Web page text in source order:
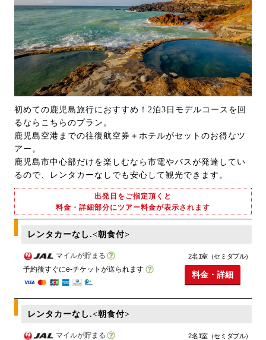
初めての鹿児島旅行におすすめ！2泊3日モデルコースを回
るならこちらのプラン。
鹿児島空港までの往復航空券＋ホテルがセットのお得なツ
アー。
鹿児島市中心部だけを楽しむなら市電やバスが発達してい
るので、レンタカーなしでも安心して観光できます。
出発日をご指定頂くと
料金・詳細部分にツアー料金が表示されます
レンタカーなし.<朝食付>
マイルが貯まる
予約後すぐにe-チケットが送られます
2名1室（セミダブル）
料金・詳細
レンタカーなし.<朝食付>
マイルが貯まる
2名1室（セミダブル）